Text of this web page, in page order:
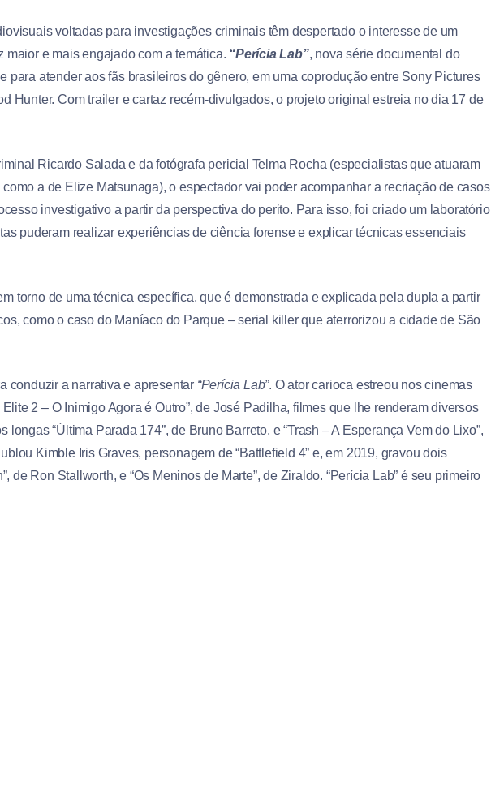
voltadas para investigações criminais têm despertado o interesse de um
maior e mais engajado com a temática. “Perícia Lab”, nova série documental do
para atender aos fãs brasileiros do gênero, em uma coprodução entre Sony Pictures
Hunter. Com trailer e cartaz recém-divulgados, o projeto original estreia no dia 17 de
Ricardo Salada e da fotógrafa pericial Telma Rocha (especialistas que atuaram
a de Elize Matsunaga), o espectador vai poder acompanhar a recriação de casos
investigativo a partir da perspectiva do perito. Para isso, foi criado um laboratório
puderam realizar experiências de ciência forense e explicar técnicas essenciais
torno de uma técnica específica, que é demonstrada e explicada pela dupla a partir
como o caso do Maníaco do Parque – serial killer que aterrorizou a cidade de São
conduzir a narrativa e apresentar “Perícia Lab”. O ator carioca estreou nos cinemas
Elite 2 – O Inimigo Agora é Outro”, de José Padilha, filmes que lhe renderam diversos
longas “Última Parada 174”, de Bruno Barreto, e “Trash – A Esperança Vem do Lixo”,
Kimble Iris Graves, personagem de “Battlefield 4” e, em 2019, gravou dois
de Ron Stallworth, e “Os Meninos de Marte”, de Ziraldo. “Perícia Lab” é seu primeiro